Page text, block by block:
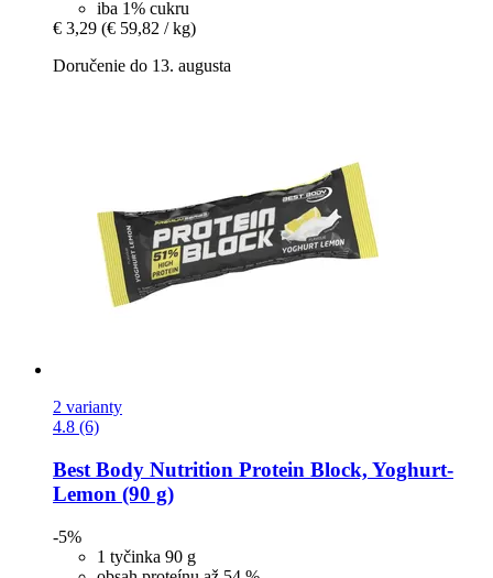
iba 1% cukru
€ 3,29 (€ 59,82 / kg)
Doručenie do 13. augusta
2 varianty
4.8 (6)
Best Body Nutrition Protein Block, Yoghurt-​
Lemon (90 g)
-5%
1 tyčinka 90 g